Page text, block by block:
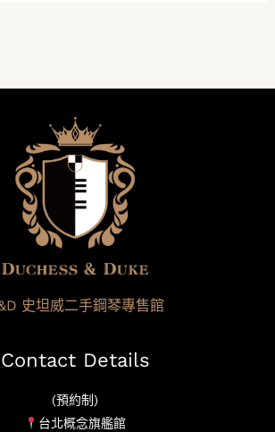
史坦威二手鋼琴專售館
Contact Details
(預約制)
台北概念旗艦館